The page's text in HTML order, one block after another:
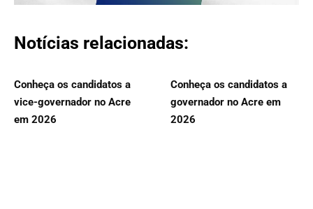
Notícias relacionadas:
Conheça os candidatos a
vice-governador no Acre
em 2026
Conheça os candidatos a
governador no Acre em
2026